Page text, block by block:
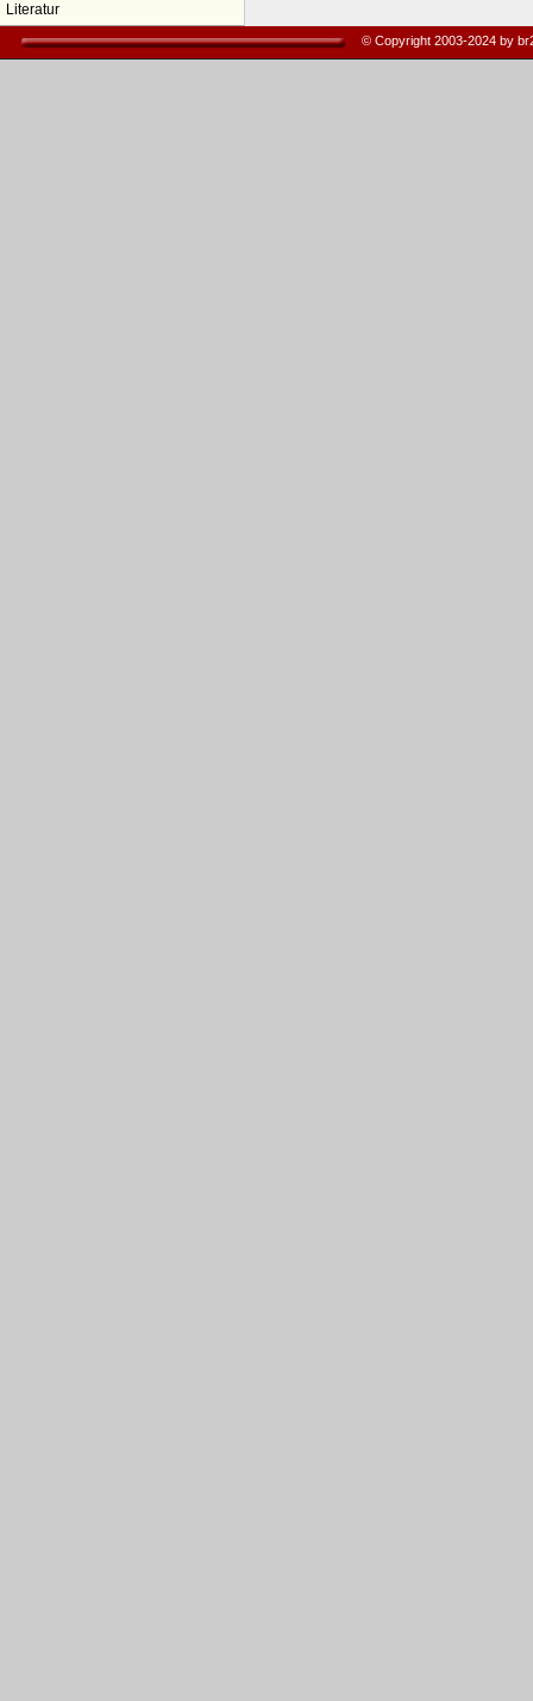
Literatur
© Copyright 2003-2024 by